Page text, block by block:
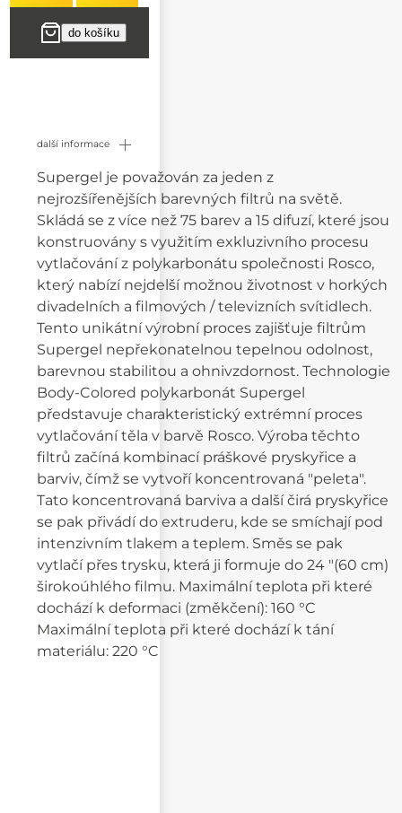
další informace
Supergel je považován za jeden z
nejrozšířenějších barevných filtrů na světě.
Skládá se z více než 75 barev a 15 difuzí, které jsou
konstruovány s využitím exkluzivního procesu
vytlačování z polykarbonátu společnosti Rosco,
který nabízí nejdelší možnou životnost v horkých
divadelních a filmových / televizních svítidlech.
Tento unikátní výrobní proces zajišťuje filtrům
Supergel nepřekonatelnou tepelnou odolnost,
barevnou stabilitou a ohnivzdornost. Technologie
Body-Colored polykarbonát Supergel
představuje charakteristický extrémní proces
vytlačování těla v barvě Rosco. Výroba těchto
filtrů začíná kombinací práškové pryskyřice a
barviv, čímž se vytvoří koncentrovaná "peleta".
Tato koncentrovaná barviva a další čirá pryskyřice
se pak přivádí do extruderu, kde se smíchají pod
intenzivním tlakem a teplem. Směs se pak
vytlačí přes trysku, která ji formuje do 24 "(60 cm)
širokoúhlého filmu. Maximální teplota při které
dochází k deformaci (změkčení): 160 °C
Maximální teplota při které dochází k tání
materiálu: 220 °C